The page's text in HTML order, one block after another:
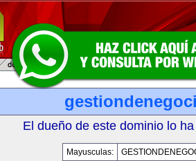
El dueño de este dominio lo
Mayusculas: